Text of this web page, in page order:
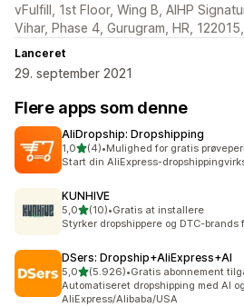
vFulfill, 1st Floor, Wing B, AIHP
Vihar, Phase 4, Gurugram, HR, 122015,
Lanceret
29. september 2021
Flere apps som denne
AliDropship: Dropshipping
1,0ud af 5 stjerner
(4)
4 anmeldelser i alt
•Mulighed for gratis
Start din AliExpress-
KUNHIVE
5,0ud af 5 stjerner
(10)
10 anmeldelser i alt
•Gratis at installere
Styrker dropshippere og DTC-
DSers: Dropship+AliExpress+AI
5,0ud af 5 stjerner
(5.926)
5926 anmeldelser i alt
•Gratis abonnement
Automatiseret dropshipping med AI
AliExpress/Alibaba/USA